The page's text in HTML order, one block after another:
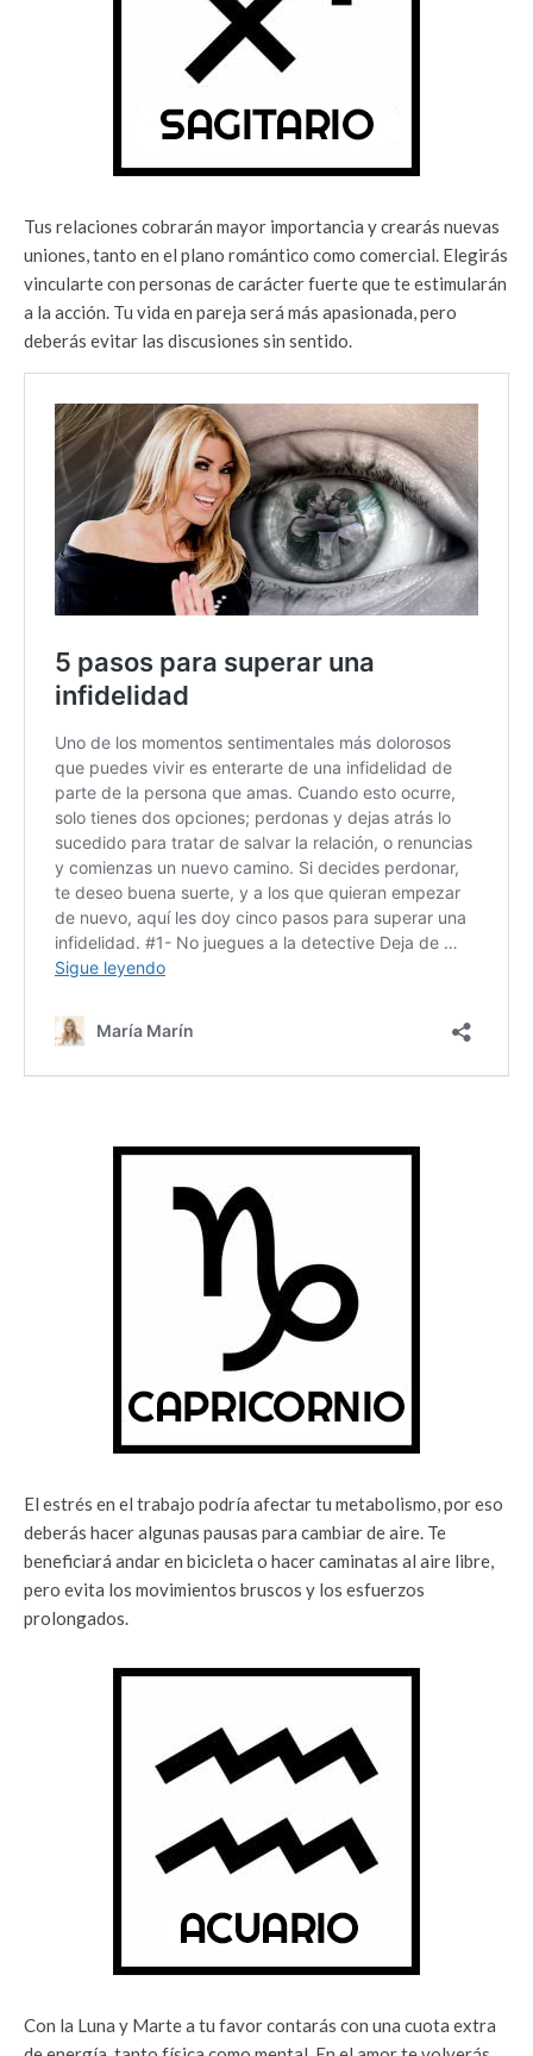
Tus relaciones cobrarán mayor importancia y crearás nuevas
uniones, tanto en el plano romántico como comercial. Elegirás
vincularte con personas de carácter fuerte que te estimularán
a la acción. Tu vida en pareja será más apasionada, pero
deberás evitar las discusiones sin sentido.
El estrés en el trabajo podría afectar tu metabolismo, por eso
deberás hacer algunas pausas para cambiar de aire. Te
beneficiará andar en bicicleta o hacer caminatas al aire libre,
pero evita los movimientos bruscos y los esfuerzos
prolongados.
Con la Luna y Marte a tu favor contarás con una cuota extra